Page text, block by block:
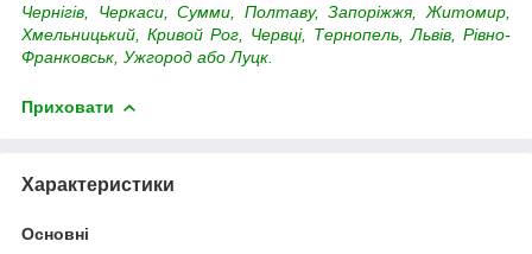
Чернігів, Черкаси, Сумми, Полтаву, Запоріжжя, Житомир,
Хмельницький, Кривой Рог, Червці, Тернопель, Львів, Рівно-
Франковськ, Ужгород або Луцк.
Приховати
Характеристики
Основні